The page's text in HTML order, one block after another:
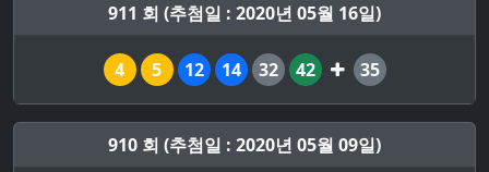
911 회 (추첨일 : 2020년 05월 16일)
4 5 12 14 32 42 35
910 회 (추첨일 : 2020년 05월 09일)